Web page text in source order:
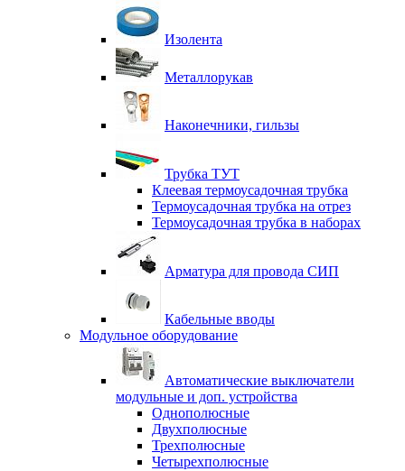
Изолента
Металлорукав
Наконечники, гильзы
Трубка ТУТ
Клеевая термоусадочная трубка
Термоусадочная трубка на отрез
Термоусадочная трубка в наборах
Арматура для провода СИП
Кабельные вводы
Модульное оборудование
Автоматические выключатели
модульные и доп. устройства
Однополюсные
Двухполюсные
Трехполюсные
Четырехполюсные